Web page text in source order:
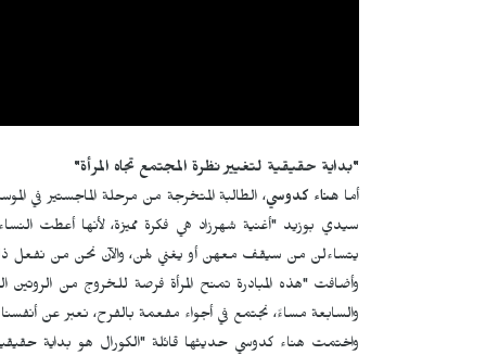
"بداية حقيقية لتغيير نظرة المجتمع تجاه المرأة"
أما هناء كدوسي، الطالبة المتخرجة من مرحلة الماجستير في
سيدي بوزيد "أغنية شهرزاد هي فكرة مميزة، لأنها أعطت
يتساءلن من سيقف معهن أو يغني لهن، والآن نحن من نفعل
وأضافت "هذه المبادرة تمنح المرأة فرصة للخروج من الروتين
والسابعة مساءً، نجتمع في أجواء مفعمة بالفرح، نعبر عن
واختمت هناء كدوسي حديثها قائلة "الكورال هو بداية